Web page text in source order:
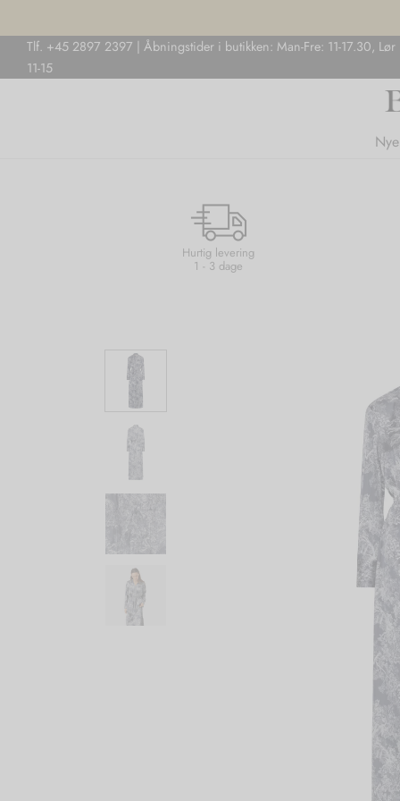
Tlf. +45 2897 2397 | Åbningstider i butikken: Man-Fre: 11-17.30, Lør
11-15
Hurtig levering
1 - 3 dage